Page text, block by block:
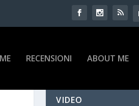
RECENSIONI ABOUT ME
VIDEO